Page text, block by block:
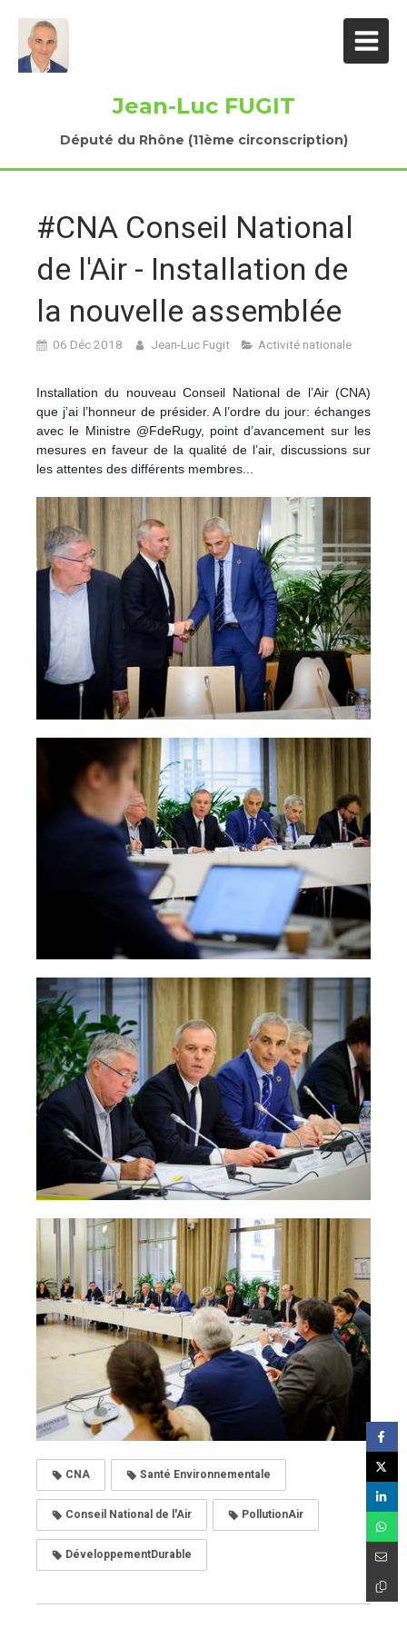
Jean-Luc FUGIT
Député du Rhône (11ème circonscription)
#CNA Conseil National
de l'Air - Installation de
la nouvelle assemblée
06 Déc 2018 Jean-Luc Fugit Activité nationale
Installation du nouveau Conseil National de l’Air (CNA)
que j’ai l’honneur de présider. A l’ordre du jour: échanges
avec le Ministre @FdeRugy, point d’avancement sur les
mesures en faveur de la qualité de l’air, discussions sur
les attentes des différents membres...
CNA Santé Environnementale
Conseil National de l'Air PollutionAir
DéveloppementDurable